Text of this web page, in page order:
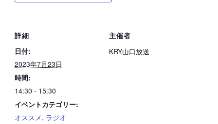
詳細
日付:
2023年7月23日
時間:
14:30 - 15:30
イベントカテゴリー:
オススメ, ラジオ
主催者
KRY山口放送